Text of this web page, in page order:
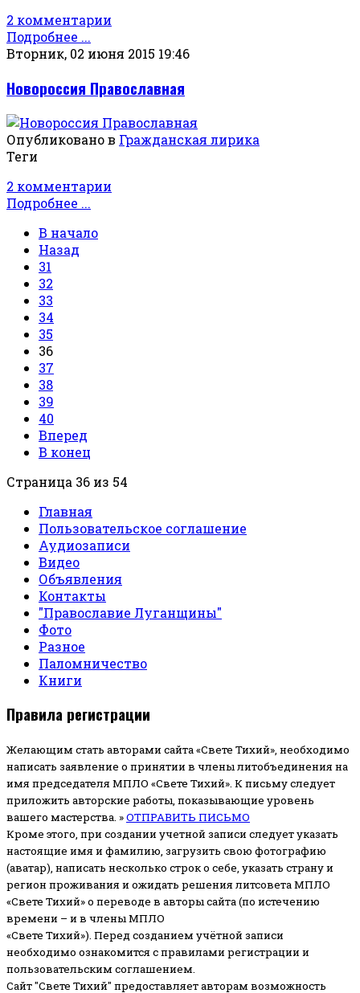
2 комментарии
Подробнее ...
Вторник, 02 июня 2015 19:46
Новороссия Православная
Опубликовано в Гражданская лирика
Теги
2 комментарии
Подробнее ...
В начало
Назад
31
32
33
34
35
36
37
38
39
40
Вперед
В конец
Страница 36 из 54
Главная
Пользовательское соглашение
Аудиозаписи
Видео
Объявления
Контакты
"Православие Луганщины"
Фото
Разное
Паломничество
Книги
Правила регистрации
Желающим стать авторами сайта «Свете Тихий», необходимо
написать заявление о принятии в члены литобъединения на
имя председателя МПЛО «Свете Тихий». К письму следует
приложить авторские работы, показывающие уровень
вашего мастерства. »ОТПРАВИТЬ ПИСЬМО
Кроме этого, при создании учетной записи следует указать
настоящие имя и фамилию, загрузить свою фотографию
(аватар), написать несколько строк о себе, указать страну и
регион проживания и ожидать решения литсовета МПЛО
«Свете Тихий» о переводе в авторы сайта (по истечению
времени – и в члены МПЛО
«Свете Тихий»). Перед созданием учётной записи
необходимо ознакомится с правилами регистрации и
пользовательским соглашением.
Сайт "Свете Тихий" предоставляет авторам возможность